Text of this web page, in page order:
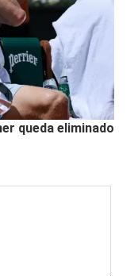
queda eliminado